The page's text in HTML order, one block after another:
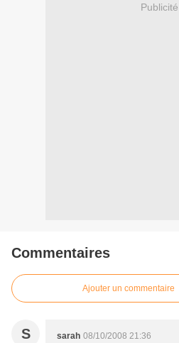
Publicité
Commentaires
Ajouter un commentaire
S sarah 08/10/2008 21:36